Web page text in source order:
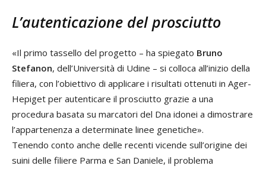
L’autenticazione del prosciutto
«Il primo tassello del progetto – ha spiegato Bruno
Stefanon, dell’Università di Udine – si colloca all’inizio della
filiera, con l’obiettivo di applicare i risultati ottenuti in Ager-
Hepiget per autenticare il prosciutto grazie a una
procedura basata su marcatori del Dna idonei a dimostrare
l’appartenenza a determinate linee genetiche».
Tenendo conto anche delle recenti vicende sull’origine dei
suini delle filiere Parma e San Daniele, il problema